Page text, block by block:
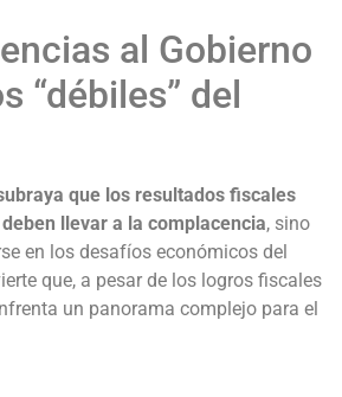
al Gobierno
“débiles” del
que los resultados fiscales
llevar a la complacencia, sino
en los desafíos económicos del
que, a pesar de los logros fiscales
un panorama complejo para el